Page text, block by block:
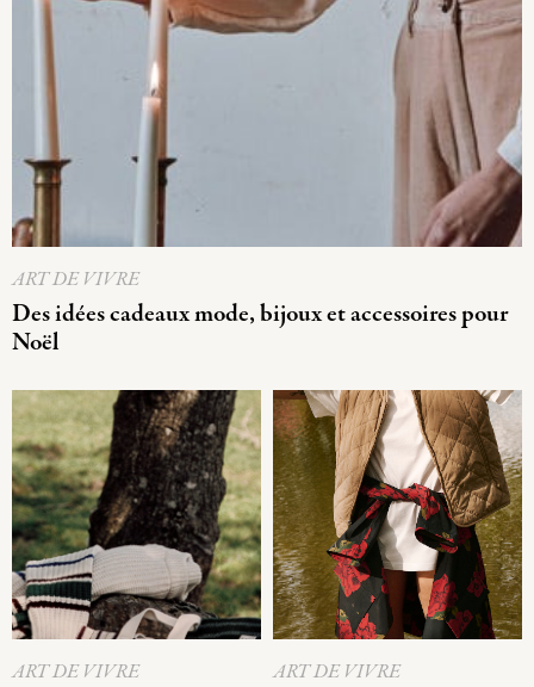
ART DE VIVRE
Des idées cadeaux mode, bijoux et accessoires pour
Noël
ART DE VIVRE ART DE VIVRE